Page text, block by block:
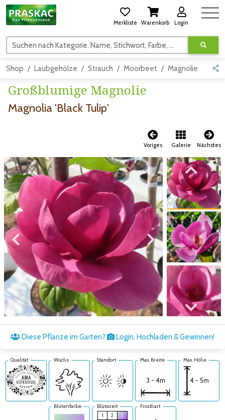
Merkliste Warenkorb Login
Suchen nach Kategorie, Name, Stichwort, Farbe, usw.
Shop Laubgehölze Strauch Moorbeet Magnolie
Großblumige Magnolie
Magnolia 'Black Tulip'
Voriges Galerie Nächstes
Zum vorigen Bild Zum nächsten Bild
Zum vorigen Bild
Zum nächsten Bild
Diese Pflanze im Garten? Login, Hochladen & Gewinnen!
Qualität Wuchs Standort Max. Breite
3 - 4m
Max. Höhe
4 - 5m
Blütenfarbe
Blütezeit
1
2
3
Frosthart